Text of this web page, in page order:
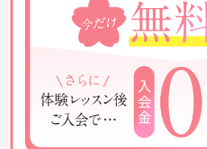
予約・キャンセルポリシーを確認する
服装・持ち物に注意する
ピラティススタジオに関するQ&A
おすすめのピラティススタジオまとめ